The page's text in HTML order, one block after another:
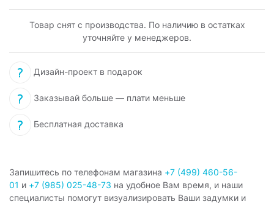
Товар снят с производства. По наличию в остатках
уточняйте у менеджеров.
Дизайн-проект в подарок
Заказывай больше — плати меньше
Бесплатная доставка
Запишитесь по телефонам магазина +7 (499) 460-56-
01 и +7 (985) 025-48-73 на удобное Вам время, и наши
специалисты помогут визуализировать Ваши задумки и